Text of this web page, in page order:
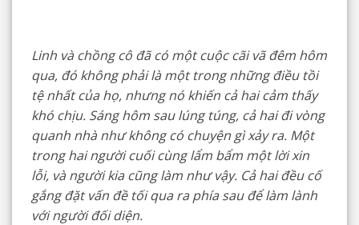
Linh và chồng cô đã có một cuộc cãi vã đêm hôm
qua, đó không phải là một trong những điều tồi
tệ nhất của họ, nhưng nó khiến cả hai cảm thấy
khó chịu. Sáng hôm sau lúng túng, cả hai đi vòng
quanh nhà như không có chuyện gì xảy ra. Một
trong hai người cuối cùng lẩm bẩm một lời xin
lỗi, và người kia cũng làm như vậy. Cả hai đều cố
gắng đặt vấn đề tối qua ra phía sau để làm lành
với người đối diện.